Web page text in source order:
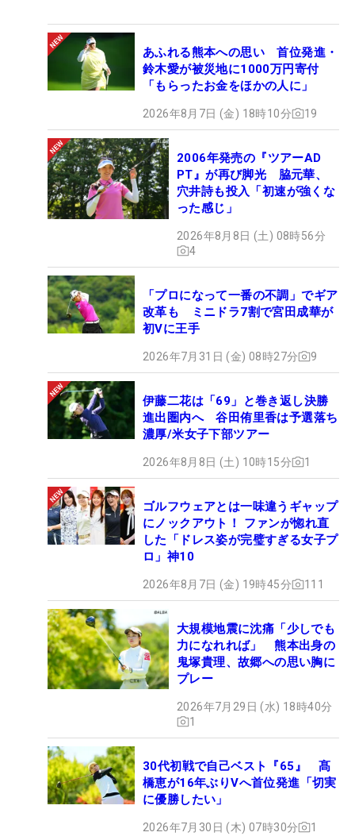
あふれる熊本への思い 首位発進・
鈴木愛が被災地に1000万円寄付
「もらったお金をほかの人に」
2026年8月7日 (金) 18時10分 19
2006年発売の『ツアーAD
PT』が再び脚光 脇元華、
穴井詩も投入「初速が強くな
った感じ」
2026年8月8日 (土) 08時56分
4
「プロになって一番の不調」でギア
改革も ミニドラ7割で宮田成華が
初Vに王手
2026年7月31日 (金) 08時27分 9
伊藤二花は「69」と巻き返し決勝
進出圏内へ 谷田侑里香は予選落ち
濃厚/米女子下部ツアー
2026年8月8日 (土) 10時15分 1
ゴルフウェアとは一味違うギャップ
にノックアウト！ ファンが惚れ直
した「ドレス姿が完璧すぎる女子プ
ロ」神10
2026年8月7日 (金) 19時45分 111
大規模地震に沈痛「少しでも
力になれれば」 熊本出身の
鬼塚貴理、故郷への思い胸に
プレー
2026年7月29日 (水) 18時40分
1
30代初戦で自己ベスト『65』 髙
橋恵が16年ぶりVへ首位発進「切実
に優勝したい」
2026年7月30日 (木) 07時30分 1